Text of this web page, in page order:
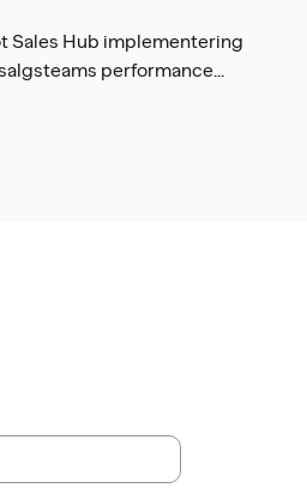
Sales Hub implementering
performance...